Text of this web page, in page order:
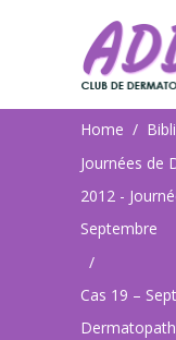
Home /
Journées de
2012 -
Septembre
/
Cas 19 –